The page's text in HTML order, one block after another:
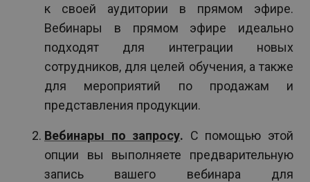
к своей аудитории в прямом эфире.
Вебинары в прямом эфире идеально
подходят для интеграции новых
сотрудников, для целей обучения, а также
для мероприятий по продажам и
представления продукции.
Вебинары по запросу. С помощью этой
опции вы выполняете предварительную
запись вашего вебинара для